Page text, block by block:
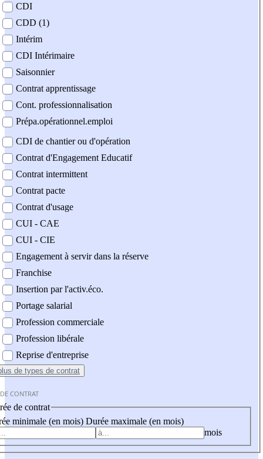
contrat
CDI
CDD (1)
Intérim
CDI Intérimaire
Saisonnier
Contrat apprentissage
Cont. professionnalisation
Prépa.opérationnel.emploi
CDI de chantier ou d'opération
Contrat d'Engagement Educatif
Contrat intermittent
Contrat pacte
Contrat d'usage
CUI - CAE
CUI - CIE
Engagement à servir dans la réserve
Franchise
Insertion par l'activ.éco.
Portage salarial
Profession commerciale
Profession libérale
Reprise d'entreprise
de types de contrat
CONTRAT
de contrat
minimale (en mois) Durée maximale (en mois)
mois